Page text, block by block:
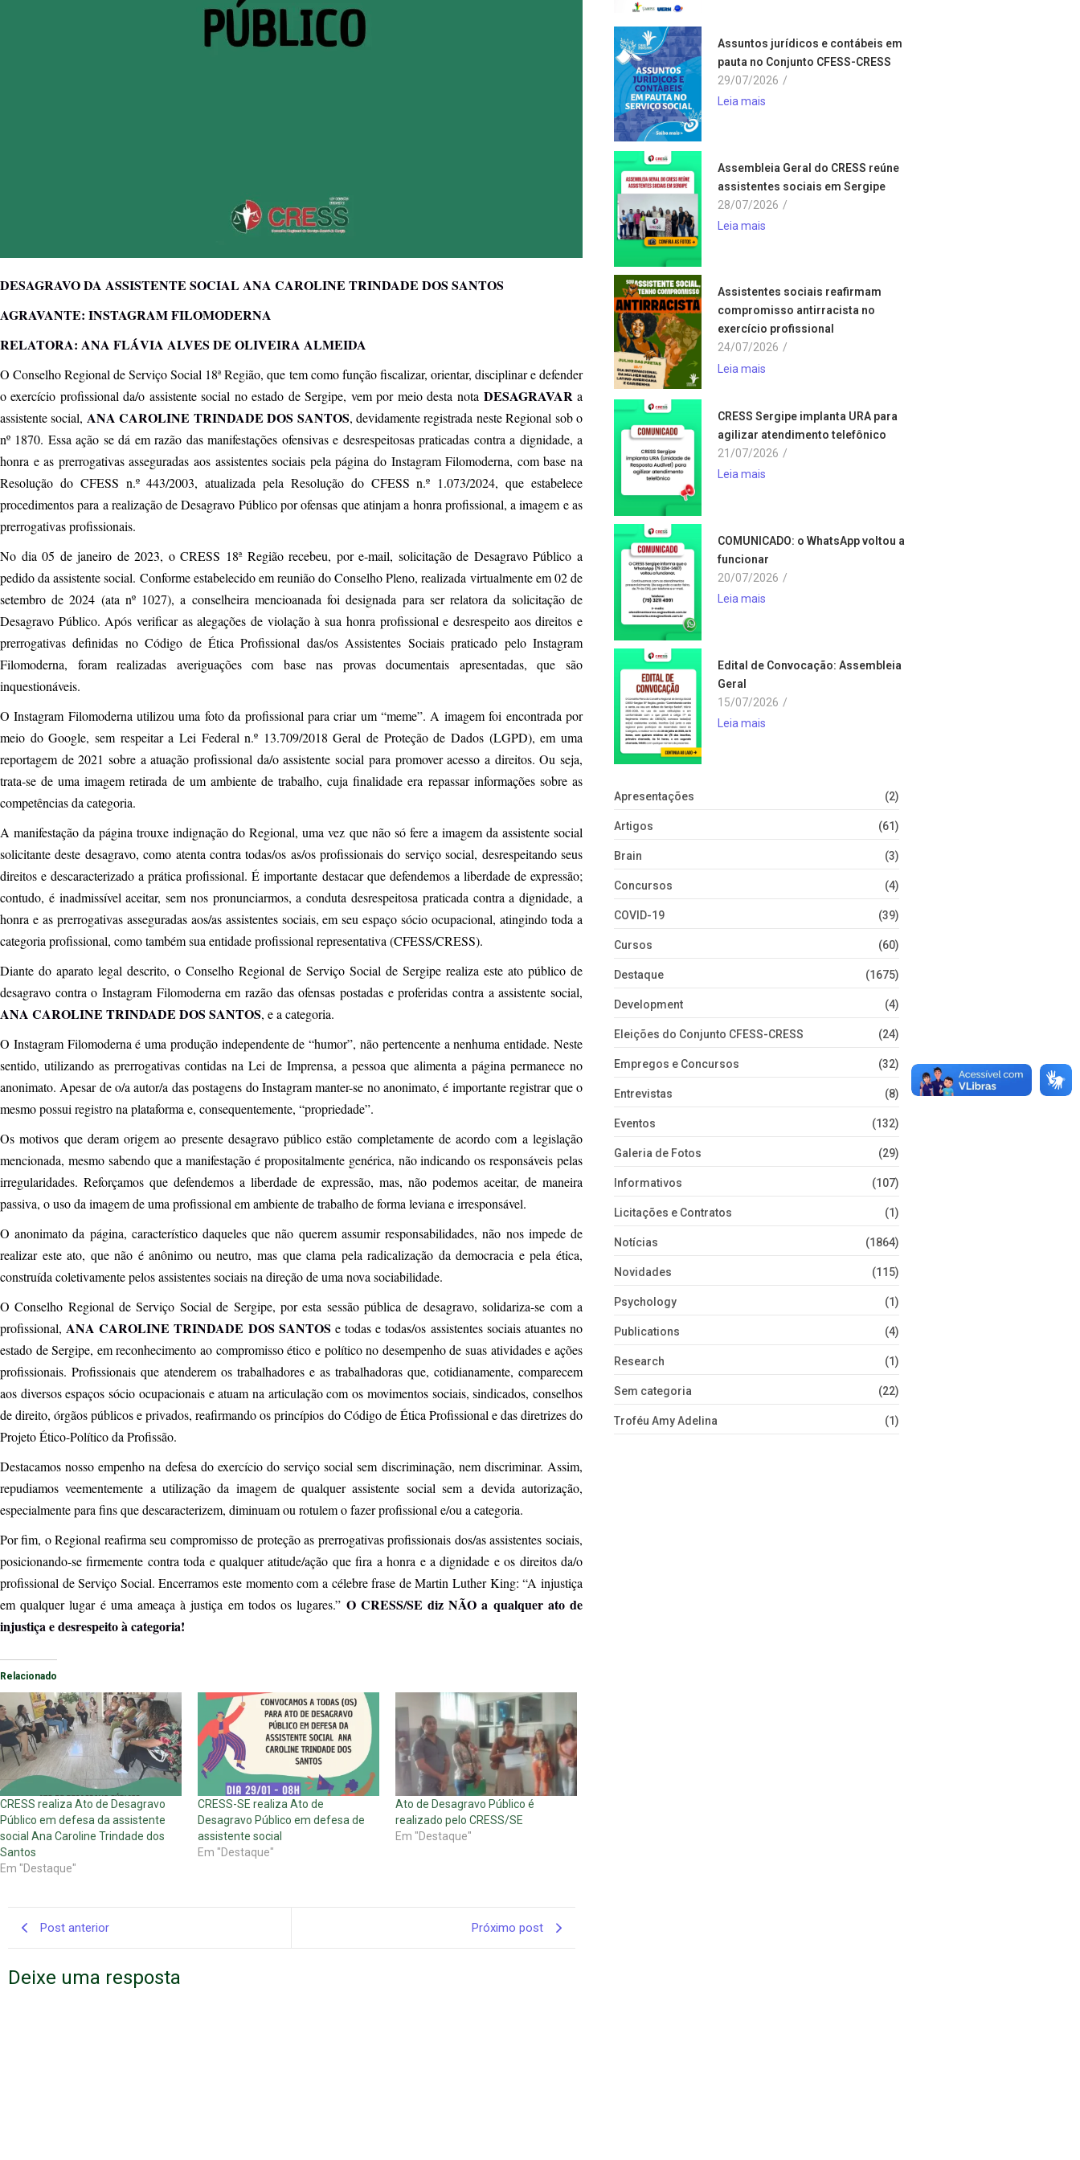
DESAGRAVO DA ASSISTENTE SOCIAL ANA CAROLINE TRINDADE DOS SANTOS
AGRAVANTE: INSTAGRAM FILOMODERNA
RELATORA: ANA FLÁVIA ALVES DE OLIVEIRA ALMEIDA
O Conselho Regional de Serviço Social 18ª Região, que tem como função fiscalizar, orientar, disciplinar e defender
o exercício profissional da/o assistente social no estado de Sergipe, vem por meio desta nota DESAGRAVAR a
assistente social, ANA CAROLINE TRINDADE DOS SANTOS, devidamente registrada neste Regional sob o
nº 1870. Essa ação se dá em razão das manifestações ofensivas e desrespeitosas praticadas contra a dignidade, a
honra e as prerrogativas asseguradas aos assistentes sociais pela página do Instagram Filomoderna, com base na
Resolução do CFESS n.º 443/2003, atualizada pela Resolução do CFESS n.º 1.073/2024, que estabelece
procedimentos para a realização de Desagravo Público por ofensas que atinjam a honra profissional, a imagem e as
prerrogativas profissionais.
No dia 05 de janeiro de 2023, o CRESS 18ª Região recebeu, por e-mail, solicitação de Desagravo Público a
pedido da assistente social. Conforme estabelecido em reunião do Conselho Pleno, realizada virtualmente em 02 de
setembro de 2024 (ata nº 1027), a conselheira mencioanada foi designada para ser relatora da solicitação de
Desagravo Público. Após verificar as alegações de violação à sua honra profissional e desrespeito aos direitos e
prerrogativas definidas no Código de Ética Profissional das/os Assistentes Sociais praticado pelo Instagram
Filomoderna, foram realizadas averiguações com base nas provas documentais apresentadas, que são
inquestionáveis.
O Instagram Filomoderna utilizou uma foto da profissional para criar um “meme”. A imagem foi encontrada por
meio do Google, sem respeitar a Lei Federal n.º 13.709/2018 Geral de Proteção de Dados (LGPD), em uma
reportagem de 2021 sobre a atuação profissional da/o assistente social para promover acesso a direitos. Ou seja,
trata-se de uma imagem retirada de um ambiente de trabalho, cuja finalidade era repassar informações sobre as
competências da categoria.
A manifestação da página trouxe indignação do Regional, uma vez que não só fere a imagem da assistente social
solicitante deste desagravo, como atenta contra todas/os as/os profissionais do serviço social, desrespeitando seus
direitos e descaracterizado a prática profissional. É importante destacar que defendemos a liberdade de expressão;
contudo, é inadmissível aceitar, sem nos pronunciarmos, a conduta desrespeitosa praticada contra a dignidade, a
honra e as prerrogativas asseguradas aos/as assistentes sociais, em seu espaço sócio ocupacional, atingindo toda a
categoria profissional, como também sua entidade profissional representativa (CFESS/CRESS).
Diante do aparato legal descrito, o Conselho Regional de Serviço Social de Sergipe realiza este ato público de
desagravo contra o Instagram Filomoderna em razão das ofensas postadas e proferidas contra a assistente social,
ANA CAROLINE TRINDADE DOS SANTOS, e a categoria.
O Instagram Filomoderna é uma produção independente de “humor”, não pertencente a nenhuma entidade. Neste
sentido, utilizando as prerrogativas contidas na Lei de Imprensa, a pessoa que alimenta a página permanece no
anonimato. Apesar de o/a autor/a das postagens do Instagram manter-se no anonimato, é importante registrar que o
mesmo possui registro na plataforma e, consequentemente, “propriedade”.
Os motivos que deram origem ao presente desagravo público estão completamente de acordo com a legislação
mencionada, mesmo sabendo que a manifestação é propositalmente genérica, não indicando os responsáveis pelas
irregularidades. Reforçamos que defendemos a liberdade de expressão, mas, não podemos aceitar, de maneira
passiva, o uso da imagem de uma profissional em ambiente de trabalho de forma leviana e irresponsável.
O anonimato da página, característico daqueles que não querem assumir responsabilidades, não nos impede de
realizar este ato, que não é anônimo ou neutro, mas que clama pela radicalização da democracia e pela ética,
construída coletivamente pelos assistentes sociais na direção de uma nova sociabilidade.
O Conselho Regional de Serviço Social de Sergipe, por esta sessão pública de desagravo, solidariza-se com a
profissional, ANA CAROLINE TRINDADE DOS SANTOS e todas e todas/os assistentes sociais atuantes no
estado de Sergipe, em reconhecimento ao compromisso ético e político no desempenho de suas atividades e ações
profissionais. Profissionais que atenderem os trabalhadores e as trabalhadoras que, cotidianamente, comparecem
aos diversos espaços sócio ocupacionais e atuam na articulação com os movimentos sociais, sindicados, conselhos
de direito, órgãos públicos e privados, reafirmando os princípios do Código de Ética Profissional e das diretrizes do
Projeto Ético-Político da Profissão.
Destacamos nosso empenho na defesa do exercício do serviço social sem discriminação, nem discriminar. Assim,
repudiamos veementemente a utilização da imagem de qualquer assistente social sem a devida autorização,
especialmente para fins que descaracterizem, diminuam ou rotulem o fazer profissional e/ou a categoria.
Por fim, o Regional reafirma seu compromisso de proteção as prerrogativas profissionais dos/as assistentes sociais,
posicionando-se firmemente contra toda e qualquer atitude/ação que fira a honra e a dignidade e os direitos da/o
profissional de Serviço Social. Encerramos este momento com a célebre frase de Martin Luther King: “A injustiça
em qualquer lugar é uma ameaça à justiça em todos os lugares.” O CRESS/SE diz NÃO a qualquer ato de
injustiça e desrespeito à categoria!
Relacionado
CRESS realiza Ato de Desagravo
Público em defesa da assistente
social Ana Caroline Trindade dos
Santos
Em "Destaque"
CRESS-SE realiza Ato de
Desagravo Público em defesa de
assistente social
Em "Destaque"
Ato de Desagravo Público é
realizado pelo CRESS/SE
Em "Destaque"
Assuntos jurídicos e contábeis em
pauta no Conjunto CFESS-CRESS
29/07/2026 /
Leia mais
Assembleia Geral do CRESS reúne
assistentes sociais em Sergipe
28/07/2026 /
Leia mais
Assistentes sociais reafirmam
compromisso antirracista no
exercício profissional
24/07/2026 /
Leia mais
CRESS Sergipe implanta URA para
agilizar atendimento telefônico
21/07/2026 /
Leia mais
COMUNICADO: o WhatsApp voltou a
funcionar
20/07/2026 /
Leia mais
Edital de Convocação: Assembleia
Geral
15/07/2026 /
Leia mais
Apresentações (2)
Artigos (61)
Brain (3)
Concursos (4)
COVID-19 (39)
Cursos (60)
Destaque (1675)
Development (4)
Eleições do Conjunto CFESS-CRESS (24)
Empregos e Concursos (32)
Entrevistas (8)
Eventos (132)
Galeria de Fotos (29)
Informativos (107)
Licitações e Contratos (1)
Notícias (1864)
Novidades (115)
Psychology (1)
Publications (4)
Research (1)
Sem categoria (22)
Troféu Amy Adelina (1)
Post anterior Próximo post
Deixe uma resposta